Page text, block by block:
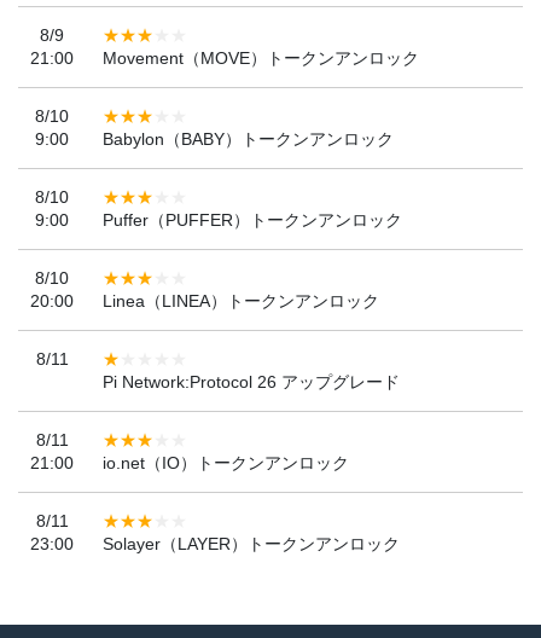
8/9
21:00
Movement（MOVE）トークンアンロック
8/10
9:00
Babylon（BABY）トークンアンロック
8/10
9:00
Puffer（PUFFER）トークンアンロック
8/10
20:00
Linea（LINEA）トークンアンロック
8/11
Pi Network:Protocol 26 アップグレード
8/11
21:00
io.net（IO）トークンアンロック
8/11
23:00
Solayer（LAYER）トークンアンロック